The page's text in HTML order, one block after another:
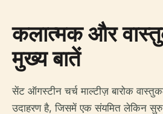
कलात्मक और
मुख्य बातें
सेंट ऑगस्टीन चर्च माल्टीज़ बारोक
उदाहरण है, जिसमें एक संयमित लेकिन